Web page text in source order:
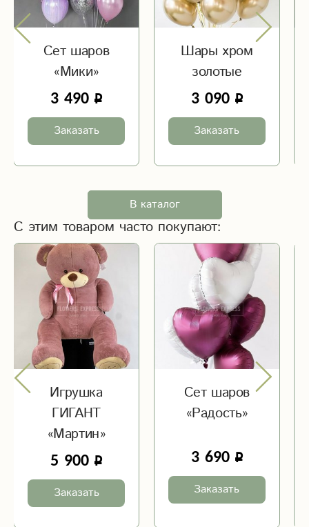
Сет шаров
«Мики»
3 490
Заказать
Шары хром
золотые
3 090
Заказать
В каталог
С этим товаром часто покупают:
Игрушка
ГИГАНТ
«Мартин»
5 900
Заказать
Сет шаров
«Радость»
3 690
Заказать